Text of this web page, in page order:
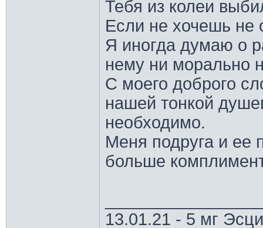
Тебя из колеи
Если не хочешь не
Я иногда думаю о
нему ни морально
С моего доброго
нашей тонкой
необходимо.
Меня подруга и ее
больше
13.01.21 - 5 мг